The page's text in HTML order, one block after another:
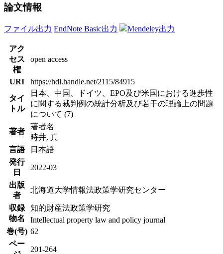
論文情報
ファイル出力 EndNote Basic出力 Mendeley出力
アク
セス
権
open access
URI
https://hdl.handle.net/2115/84915
タイ
トル
日本、中国、ドイツ、EPO及び米国における進歩性
に関する裁判例の統計分析及び若干の理論上の問題
について (7)
著者
著者名
時井, 真
言語
日本語
発行
日
2022-03
出版
者
北海道大学情報法政策学研究センター
収録
物名
知的財産法政策学研究
Intellectual property law and policy journal
巻(号) 62
ペー
201-264